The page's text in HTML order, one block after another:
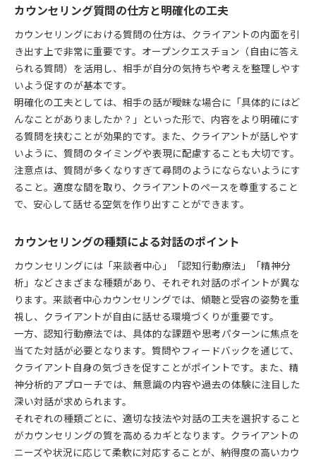
カウンセリング質問の仕方と明確化の工夫
カウンセリングにおける質問の仕方は、クライアントの内面を引
き出す上で非常に重要です。オープンクエスチョン（自由に答え
られる質問）を活用し、相手が自分の気持ちや考えを整理しやす
いよう促すのが基本です。
明確化の工夫としては、相手の話が曖昧な場合に「具体的にはど
んなことがありましたか？」といった形で、内容をより明確にす
る質問を挟むことが効果的です。また、クライアントが話しやす
いように、質問のタイミングや表現に配慮することも大切です。
注意点は、質問が多くなりすぎて尋問のようにならないようにす
ること。適度な間を取り、クライアントのペースを尊重すること
で、安心して話せる空気を作り出すことができます。
カウンセリングの種類による対話のポイント
カウンセリングには「来談者中心」「認知行動療法」「精神分
析」などさまざまな種類があり、それぞれ対話のポイントが異な
ります。来談者中心カウンセリングでは、傾聴と受容の姿勢を重
視し、クライアントが自由に話せる環境づくりが重要です。
一方、認知行動療法では、具体的な課題や思考パターンに焦点を
当てた対話が必要となります。質問やフィードバックを通じて、
クライアント自身の気づきを促すことがポイントです。また、精
神分析的アプローチでは、無意識の内容や過去の体験に注目した
深い対話が求められます。
それぞれの種類ごとに、適切な技法や対話の工夫を選択すること
がカウンセリングの質を高めるカギとなります。クライアントの
ニーズや状況に応じて柔軟に対応することが、納得度の高いカウ